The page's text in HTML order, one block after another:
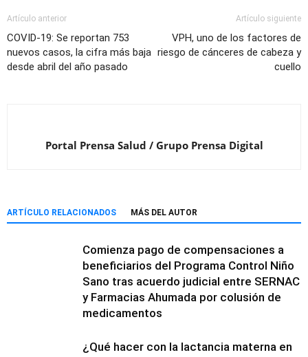
Artículo anterior
COVID-19: Se reportan 753
nuevos casos, la cifra más baja
desde abril del año pasado
Artículo siguiente
VPH, uno de los factores de
riesgo de cánceres de cabeza y
cuello
Portal Prensa Salud / Grupo Prensa Digital
ARTÍCULO RELACIONADOS MÁS DEL AUTOR
Comienza pago de compensaciones a
beneficiarios del Programa Control Niño
Sano tras acuerdo judicial entre SERNAC
y Farmacias Ahumada por colusión de
medicamentos
¿Qué hacer con la lactancia materna en